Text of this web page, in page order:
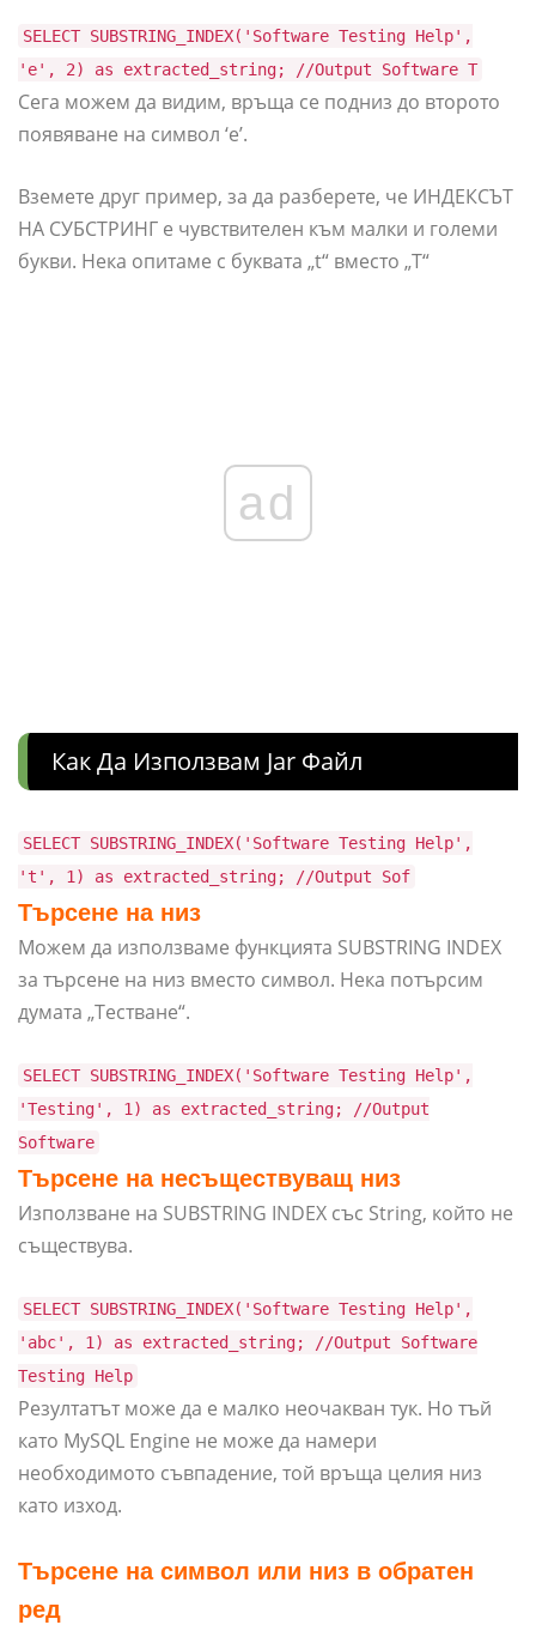
SELECT SUBSTRING_INDEX('Software Testing Help',
'e', 2) as extracted_string; //Output Software T
Сега можем да видим, връща се подниз до второто
появяване на символ ‘e’.
Вземете друг пример, за да разберете, че ИНДЕКСЪТ
НА СУБСТРИНГ е чувствителен към малки и големи
букви. Нека опитаме с буквата „t“ вместо „T“
ad
Как Да Използвам Jar Файл
SELECT SUBSTRING_INDEX('Software Testing Help',
't', 1) as extracted_string; //Output Sof
Търсене на низ
Можем да използваме функцията SUBSTRING INDEX
за търсене на низ вместо символ. Нека потърсим
думата „Тестване“.
SELECT SUBSTRING_INDEX('Software Testing Help',
'Testing', 1) as extracted_string; //Output
Software
Търсене на несъществуващ низ
Използване на SUBSTRING INDEX със String, който не
съществува.
SELECT SUBSTRING_INDEX('Software Testing Help',
'abc', 1) as extracted_string; //Output Software
Testing Help
Резултатът може да е малко неочакван тук. Но тъй
като MySQL Engine не може да намери
необходимото съвпадение, той връща целия низ
като изход.
Търсене на символ или низ в обратен
ред